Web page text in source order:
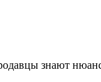
знают